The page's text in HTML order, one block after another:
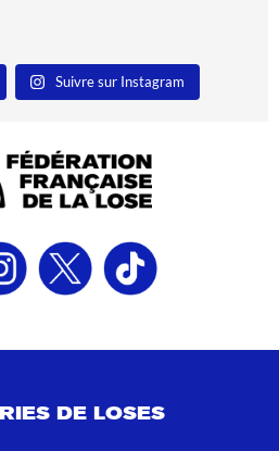
Suivre sur Instagram
DE LOSES